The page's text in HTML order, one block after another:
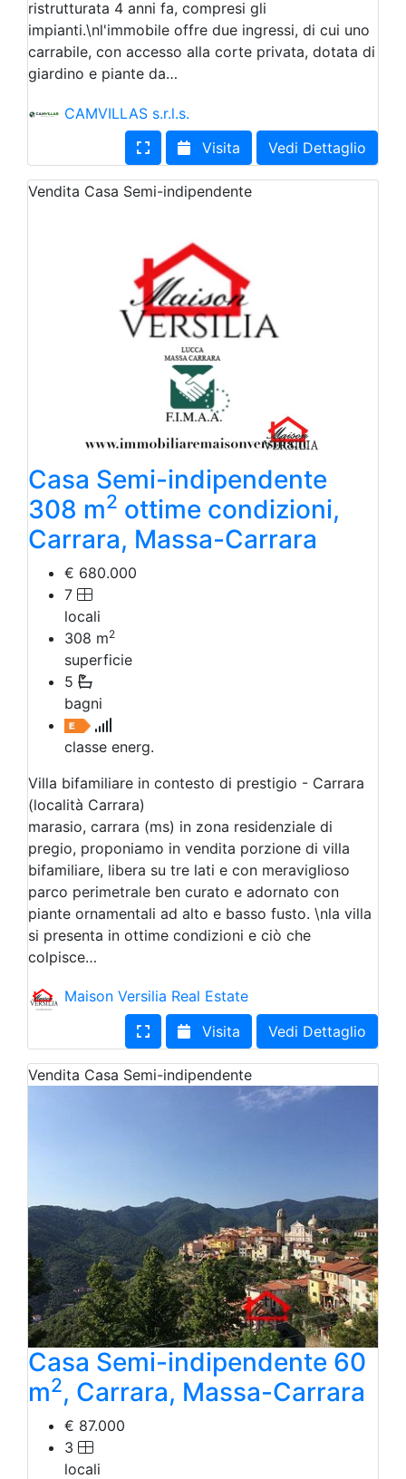
ristrutturata 4 anni fa, compresi gli
impianti.\nl'immobile offre due ingressi, di cui uno
carrabile, con accesso alla corte privata, dotata di
giardino e piante da…
CAMVILLAS s.r.l.s.
Visita
Vedi Dettaglio
Vendita Casa Semi-indipendente
Casa Semi-indipendente
308 m2 ottime condizioni,
Carrara, Massa-Carrara
€ 680.000
7
locali
308 m2
superficie
5
bagni
classe energ.
Villa bifamiliare in contesto di prestigio - Carrara
(località Carrara)
marasio, carrara (ms) in zona residenziale di
pregio, proponiamo in vendita porzione di villa
bifamiliare, libera su tre lati e con meraviglioso
parco perimetrale ben curato e adornato con
piante ornamentali ad alto e basso fusto. \nla villa
si presenta in ottime condizioni e ciò che
colpisce…
Maison Versilia Real Estate
Visita
Vedi Dettaglio
Vendita Casa Semi-indipendente
Casa Semi-indipendente 60
m2, Carrara, Massa-Carrara
€ 87.000
3
locali